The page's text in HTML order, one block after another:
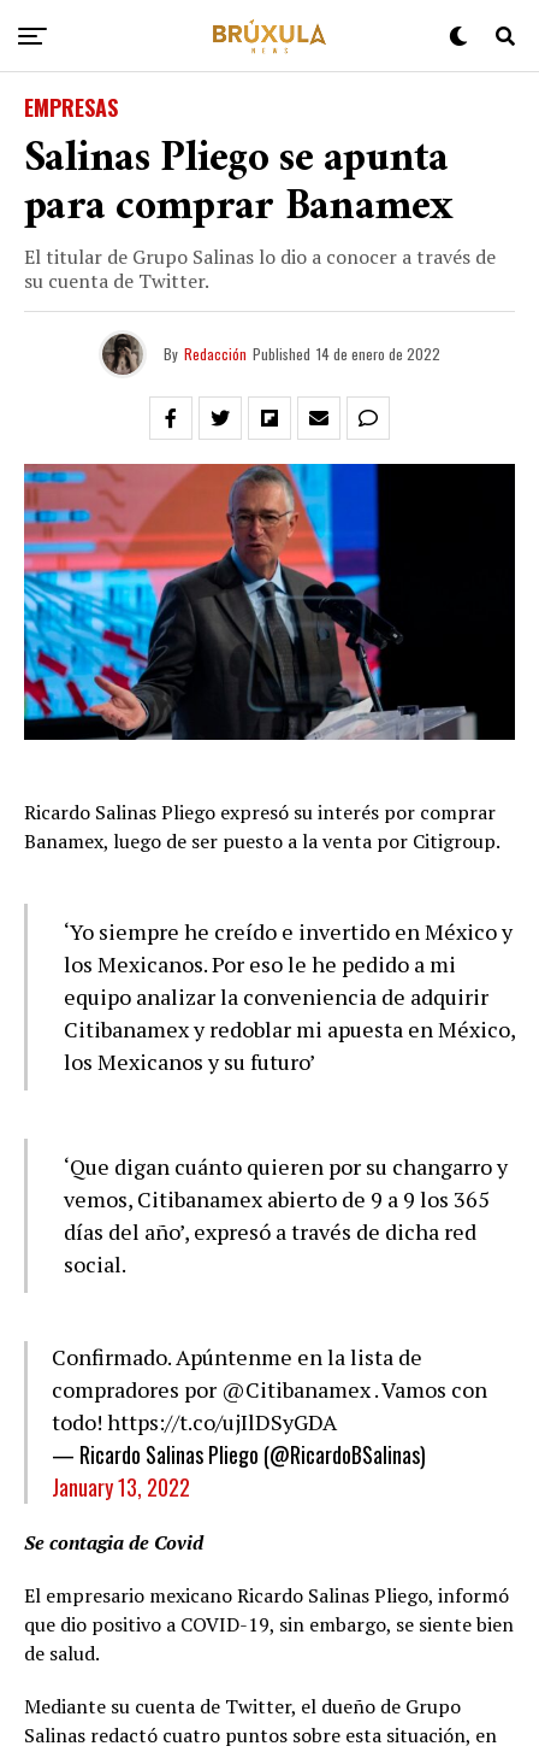
EMPRESAS
Salinas Pliego se apunta
para comprar Banamex
El titular de Grupo Salinas lo dio a conocer a través de
su cuenta de Twitter.
By Redacción Published 14 de enero de 2022
Ricardo Salinas Pliego expresó su interés por comprar
Banamex, luego de ser puesto a la venta por Citigroup.
‘Yo siempre he creído e invertido en México y
los Mexicanos. Por eso le he pedido a mi
equipo analizar la conveniencia de adquirir
Citibanamex y redoblar mi apuesta en México,
los Mexicanos y su futuro’
‘Que digan cuánto quieren por su changarro y
vemos, Citibanamex abierto de 9 a 9 los 365
días del año’, expresó a través de dicha red
social.
Confirmado. Apúntenme en la lista de
compradores por @Citibanamex. Vamos con
todo! https://t.co/ujIlDSyGDA
— Ricardo Salinas Pliego (@RicardoBSalinas)
January 13, 2022
Se contagia de Covid
El empresario mexicano Ricardo Salinas Pliego, informó
que dio positivo a COVID-19, sin embargo, se siente bien
de salud.
Mediante su cuenta de Twitter, el dueño de Grupo
Salinas redactó cuatro puntos sobre esta situación, en